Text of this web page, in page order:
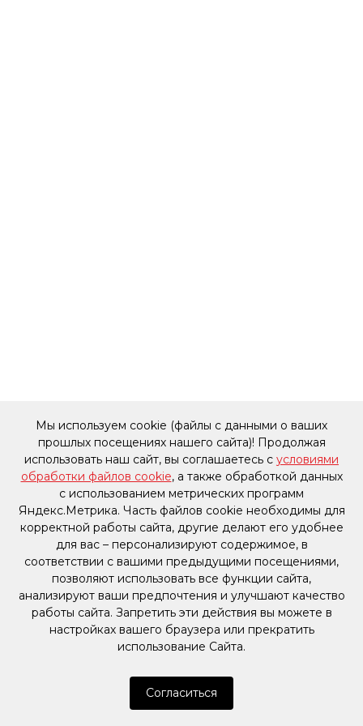
Мы используем cookie (файлы с данными о ваших
прошлых посещениях нашего сайта)! Продолжая
использовать наш сайт, вы соглашаетесь с условиями
обработки файлов cookie, а также обработкой данных
с использованием метрических программ
Яндекс.Метрика. Часть файлов cookie необходимы для
корректной работы сайта, другие делают его удобнее
для вас – персонализируют содержимое, в
соответствии с вашими предыдущими посещениями,
позволяют использовать все функции сайта,
анализируют ваши предпочтения и улучшают качество
работы сайта. Запретить эти действия вы можете в
настройках вашего браузера или прекратить
использование Сайта.
Согласиться